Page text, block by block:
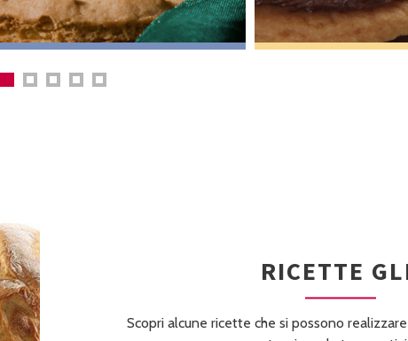
2 3 4 5
RICETTE
Scopri alcune ricette che si possono